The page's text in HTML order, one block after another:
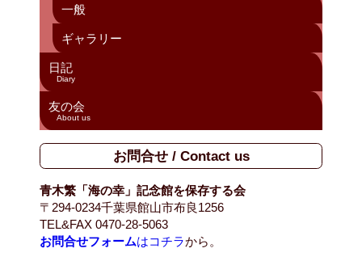
一般
ギャラリー
日記
Diary
友の会
About us
お問合せ / Contact us
青木繁「海の幸」記念館を保存する会
〒294-0234千葉県館山市布良1256
TEL&FAX 0470-28-5063
お問合せフォームはコチラから。